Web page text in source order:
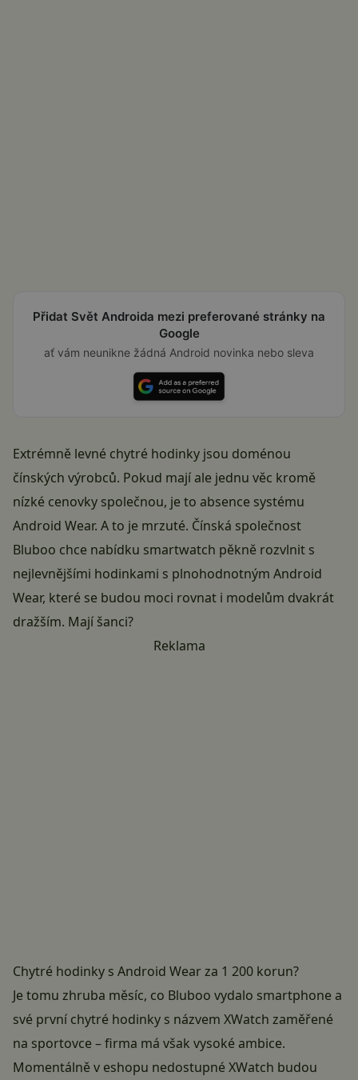
Přidat Svět Androida mezi preferované stránky na
Google
ať vám neunikne žádná Android novinka nebo sleva
Extrémně levné chytré hodinky jsou doménou
čínských výrobců. Pokud mají ale jednu věc kromě
nízké cenovky společnou, je to absence systému
Android Wear. A to je mrzuté. Čínská společnost
Bluboo chce nabídku smartwatch pěkně rozvlnit s
nejlevnějšími hodinkami s plnohodnotným Android
Wear, které se budou moci rovnat i modelům dvakrát
dražším. Mají šanci?
Reklama
Chytré hodinky s Android Wear za 1 200 korun?
Je tomu zhruba měsíc, co Bluboo vydalo smartphone a
své první chytré hodinky s názvem XWatch zaměřené
na sportovce – firma má však vysoké ambice.
Momentálně v eshopu nedostupné XWatch budou